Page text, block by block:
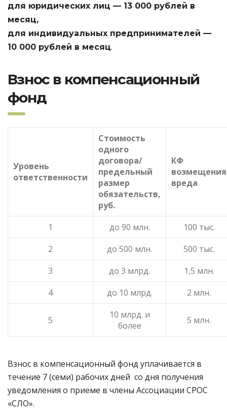
для юридических лиц — 13 000 рублей в
месяц,
для индивидуальных предпринимателей —
10 000 рублей в месяц.
Взнос в компенсационный
фонд
Уровень
ответственности
Стоимость
одного
договора/
предельный
размер
обязательств,
руб.
КФ
возмещения
вреда
1 до 90 млн.
100 тыс.
2
до 500 млн.
500 тыс.
3
до 3 млрд.
1,5 млн.
4
до 10 млрд. 2 млн.
5
10 млрд. и
более
5 млн.
Взнос в компенсационный фонд уплачивается в
течение 7 (семи) рабочих дней со дня получения
уведомления о приеме в члены Ассоциации СРОС
«СЛО».